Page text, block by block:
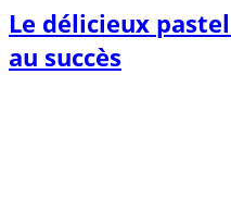
Le délicieux
au succès